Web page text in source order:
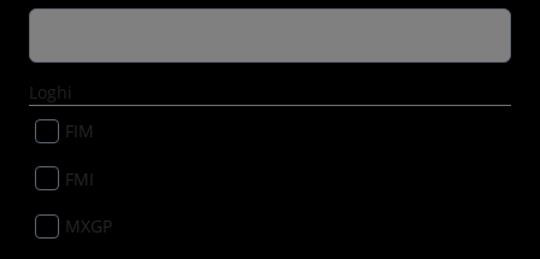
Loghi
FIM
FMI
MXGP